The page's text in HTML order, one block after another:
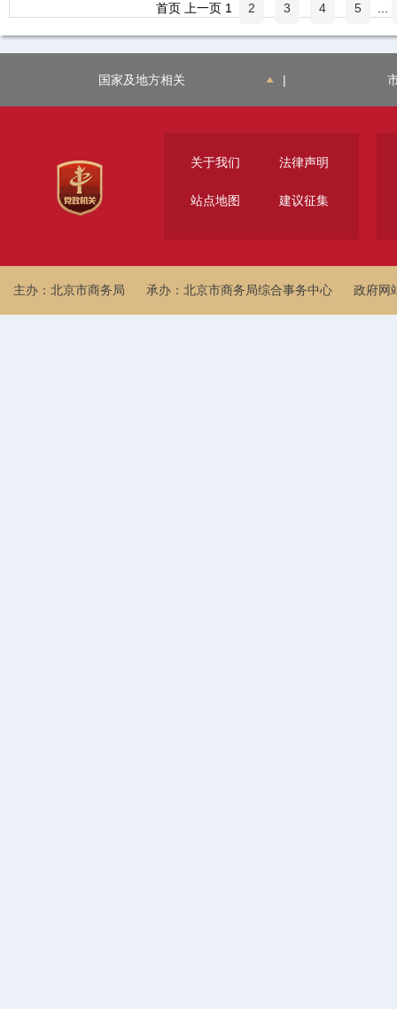
首页 上一页 1 2 3 4 5
国家及地方相关 |
关于我们 法律声明
站点地图 建议征集
主办：北京市商务局 承办：北京市商务局综合事务中心 政府网